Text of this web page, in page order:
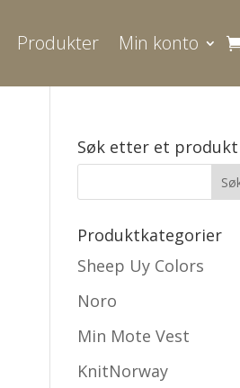
Produkter Min konto
Søk etter et produkt
Produktkategorier
Sheep Uy Colors
Noro
Min Mote Vest
KnitNorway